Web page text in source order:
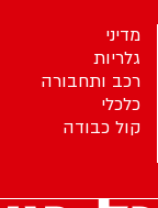
מדיני
גלריות
רכב ותחבורה
כלכלי
קול כבודה